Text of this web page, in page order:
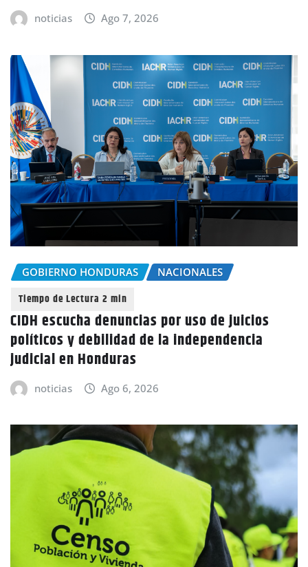
noticias Ago 7, 2026
GOBIERNO HONDURAS NACIONALES
CIDH escucha denuncias por uso de juicios
políticos y debilidad de la independencia
judicial en Honduras
noticias Ago 6, 2026